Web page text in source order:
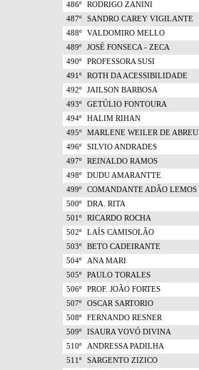
486º
RODRIGO ZANINI
487º
SANDRO CAREY VIGILANTE
488º
VALDOMIRO MELLO
489º
JOSÉ FONSECA - ZECA
490º
PROFESSORA SUSI
491º
ROTH DA ACESSIBILIDADE
492º
JAILSON BARBOSA
493º
GETÚLIO FONTOURA
494º
HALIM RIHAN
495º
MARLENE WEILER DE ABREU
496º
SILVIO ANDRADES
497º
REINALDO RAMOS
498º
DUDU AMARANTTE
499º
COMANDANTE ADÃO LEMOS
500º
DRA. RITA
501º
RICARDO ROCHA
502º
LAÍS CAMISOLÃO
503º
BETO CADEIRANTE
504º
ANA MARI
505º
PAULO TORALES
506º
PROF. JOÃO FORTES
507º
OSCAR SARTORIO
508º
FERNANDO RESNER
509º
ISAURA VOVÓ DIVINA
510º
ANDRESSA PADILHA
511º
SARGENTO ZIZICO